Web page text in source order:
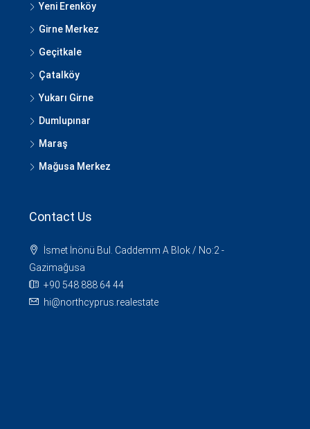
Yeni Erenköy
Girne Merkez
Geçitkale
Çatalköy
Yukarı Girne
Dumlupınar
Maraş
Mağusa Merkez
Contact Us
İsmet İnönü Bul. Caddemm A Blok / No:2 -
Gazimağusa
+90 548 888 64 44
hi@northcyprus.realestate